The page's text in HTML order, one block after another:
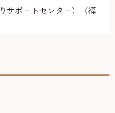
サポートセンター）（福